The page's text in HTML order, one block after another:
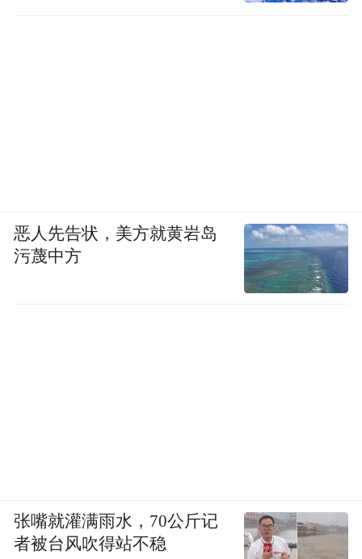
恶人先告状，美方就黄岩岛
污蔑中方
张嘴就灌满雨水，70公斤记
者被台风吹得站不稳